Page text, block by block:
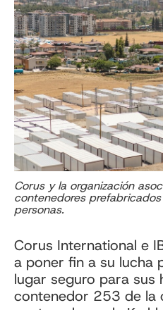
Corus y la organización
contenedores
personas.
Corus International e
a poner fin a su lucha
lugar seguro para sus
contenedor 253 de la